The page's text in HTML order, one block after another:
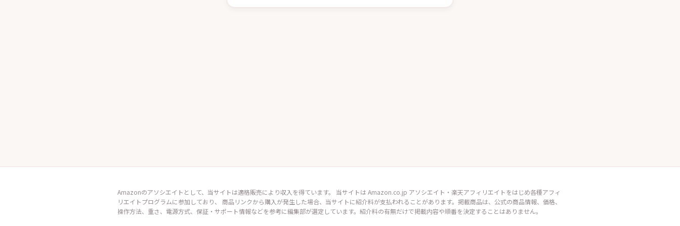
Amazonのアソシエイトとして、当サイトは適格販売により収入を得ています。 当サイトは Amazon.co.jp アソシエイト・楽天アフィリエイトをはじめ各種アフィ
リエイトプログラムに参加しており、 商品リンクから購入が発生した場合、当サイトに紹介料が支払われることがあります。掲載商品は、公式の商品情報、価格、
操作方法、重さ、電源方式、保証・サポート情報などを参考に編集部が選定しています。紹介料の有無だけで掲載内容や順番を決定することはありません。